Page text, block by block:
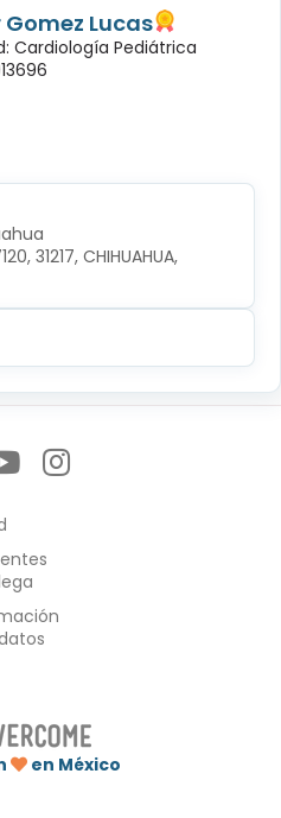
Gomez Lucas
Cardiología Pediátrica
31217, CHIHUAHUA,
en México